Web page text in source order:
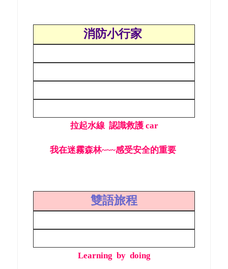
消防小行家
拉起水線 認識救護 car
我在迷霧森林~~~感受安全的重要
雙語旅程
Learning by doing